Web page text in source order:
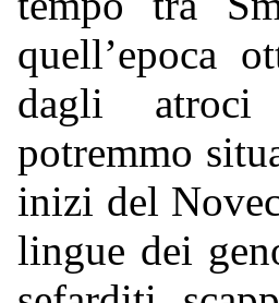
quell’epoca
dagli atroci
potremmo
inizi del
lingue dei